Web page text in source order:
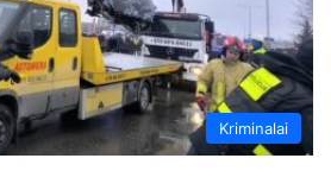
Kriminalai